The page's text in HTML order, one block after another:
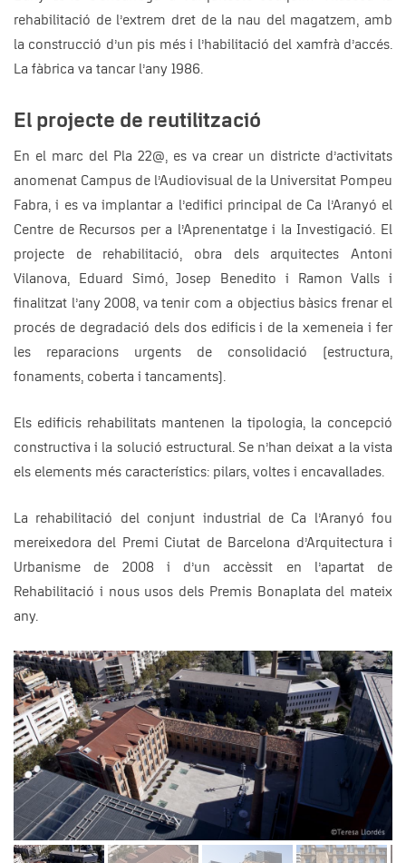
rehabilitació de l’extrem dret de la nau del magatzem, amb
la construcció d’un pis més i l’habilitació del xamfrà d’accés.
La fàbrica va tancar l’any 1986.
El projecte de reutilització
En el marc del Pla 22@, es va crear un districte d’activitats
anomenat Campus de l’Audiovisual de la Universitat Pompeu
Fabra, i es va implantar a l’edifici principal de Ca l’Aranyó el
Centre de Recursos per a l’Aprenentatge i la Investigació. El
projecte de rehabilitació, obra dels arquitectes Antoni
Vilanova, Eduard Simó, Josep Benedito i Ramon Valls i
finalitzat l’any 2008, va tenir com a objectius bàsics frenar el
procés de degradació dels dos edificis i de la xemeneia i fer
les reparacions urgents de consolidació (estructura,
fonaments, coberta i tancaments).
Els edificis rehabilitats mantenen la tipologia, la concepció
constructiva i la solució estructural. Se n’han deixat a la vista
els elements més característics: pilars, voltes i encavallades.
La rehabilitació del conjunt industrial de Ca l’Aranyó fou
mereixedora del Premi Ciutat de Barcelona d’Arquitectura i
Urbanisme de 2008 i d’un accèssit en l’apartat de
Rehabilitació i nous usos dels Premis Bonaplata del mateix
any.